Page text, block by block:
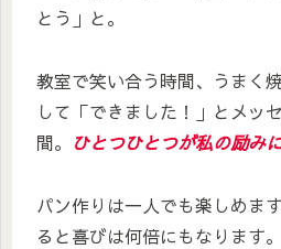
とう」と。
教室で笑い合う時間、うまく
して「できました！」とメッ
間。 ひとつひとつが私の励み
パン作りは一人でも楽しめま
ると喜びは何倍にもなります